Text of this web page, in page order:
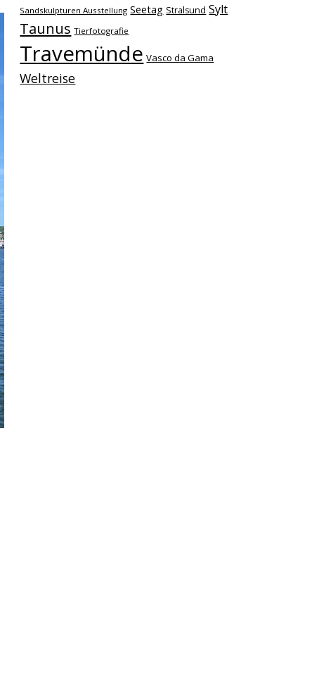
Sandskulpturen Ausstellung Seetag Stralsund Sylt
Taunus Tierfotografie
Travemünde Vasco da Gama
Weltreise